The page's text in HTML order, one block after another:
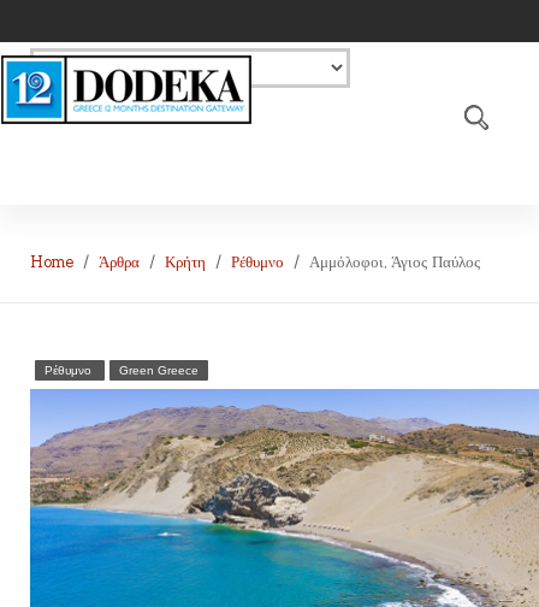
Home Άρθρα Κρήτη Ρέθυμνο Αμμόλοφοι, Άγιος Παύλος
Ρέθυμνο Green Greece